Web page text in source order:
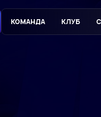
КОМАНДА КЛУБ